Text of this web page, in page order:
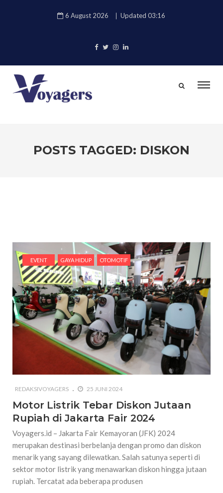
6 August 2026 Updated 03:16
POSTS TAGGED: DISKON
EVENT GAYA HIDUP OTOMOTIF
REDAKSIVOYAGERS 25 JUNI 2024
Motor Listrik Tebar Diskon Jutaan
Rupiah di Jakarta Fair 2024
Voyagers.id – Jakarta Fair Kemayoran (JFK) 2024
merupakan destinasi berbelanja dengan promo dan diskon
menarik yang sayang dilewatkan. Salah satunya seperti di
sektor motor listrik yang menawarkan diskon hingga jutaan
rupiah. Tercatat ada beberapa produsen